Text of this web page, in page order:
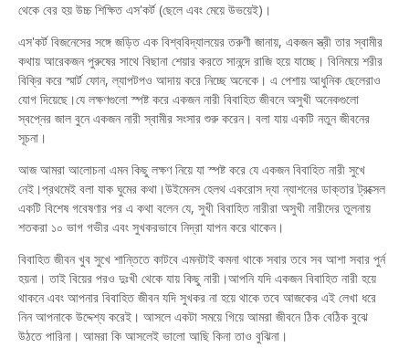
থেকে বের হয় উচ্চ শিক্ষিত এস'কর্ট (ছেলে এবং মেয়ে উভয়েই)।
এস'কর্ট বিজনেসের সঙ্গে জড়িত এক বিশ্ববিদ্যালয়ের তরুণী জানায়, একজন স্ত্রী তার স্বামীর
কথায় আরেকজন পুরুষের সাথে বিছানা শেয়ার করতে সানন্দে রাজি হয়ে যাচ্ছে। বিনিময়ে শরীর
বিক্রি করে স্মার্ট ফোন, ল্যাপটপও আদায় করে নিচ্ছে অনেকে। এ পেশায় আধুনিক ছেলেরাও
যোগ দিয়েছে।যে লক্ষণগুলো স্পষ্ট করে একজন নারী বিবাহিত জীবনে অসুখী অনেকগুলো
স্বপ্নের জাল বুনে একজন নারী স্বামীর সংসার শুরু করেন। বলা যায় একটি নতুন জীবনের
সূচনা।
আজ আমরা আলোচনা এমন কিছু লক্ষণ নিয়ে যা স্পষ্ট করে যে একজন বিবাহিত নারী সুখে
নেই।প্রথমেই বলা যাক ঘুমের কথা।উইমেনস হেলথ একরোস দ্যা ন্যাশনের ডাক্তার ট্রক্সেল
একটি বিশেষ গবেষণার পর এ কথা বলেন যে, সুখী বিবাহিত নারীরা অসুখী নারীদের তুলনায়
শতকরা ১০ ভাগ গভীর এবং সুখকরভাবে নিদ্রা যাপন করে থাকেন।
বিবাহিত জীবন খুব সুখে শান্তিতে কাটবে এমনটাই কমনা থাকে সবার তবে সব আশা সবার পুর্ন
হয়না। তাই বিয়ের পরও দুঃখী থেকে যায় কিছু নারী।আপনি যদি একজন বিবাহিত নারী হয়ে
থাকনে এবং আপনার বিবাহিত জীবন যদি সুখকর না হয়ে থাকে তবে আজকের এই লেখা ধরে
নিন আপনাকে উদ্দেশ্য করেই। আসলে একটা সময়ে গিয়ে আমরা জীবনে ঠিক বেঠিক বুঝে
উঠতে পারিনা। আমরা কি আসলেই ভালো আছি কিনা তাও বুঝিনা।